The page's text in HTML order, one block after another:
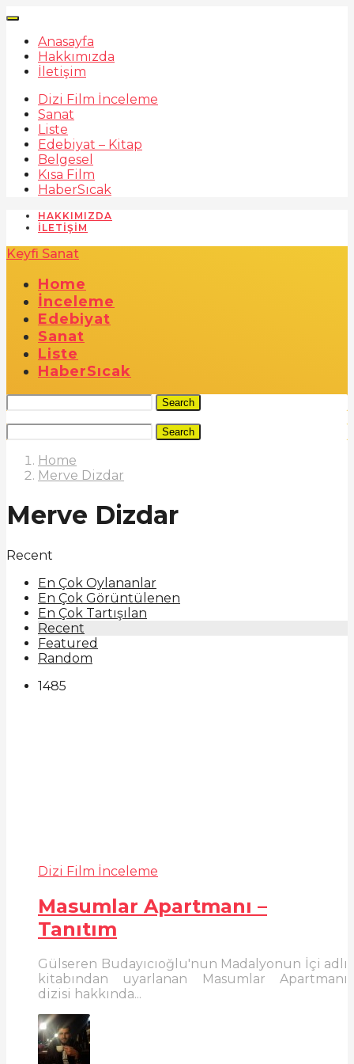
Anasayfa
Hakkımızda
İletişim
Dizi Film İnceleme
Sanat
Liste
Edebiyat – Kitap
Belgesel
Kısa Film
HaberSıcak
HAKKIMIZDA
İLETIŞIM
Keyfi Sanat
Home
İnceleme
Edebiyat
Sanat
Liste
HaberSıcak
Search
Search
Home
Merve Dizdar
Merve Dizdar
Recent
En Çok Oylananlar
En Çok Görüntülenen
En Çok Tartışılan
Recent
Featured
Random
1485
Dizi Film İnceleme
Masumlar Apartmanı –
Tanıtım
Gülseren Budayıcıoğlu'nun Madalyonun İçi adlı
kitabından uyarlanan Masumlar Apartmanı
dizisi hakkında...